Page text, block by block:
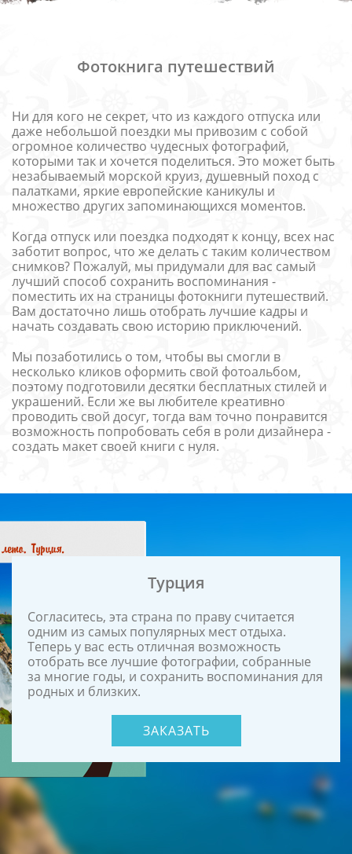
Фотокнига путешествий
Ни для кого не секрет, что из каждого отпуска или
даже небольшой поездки мы привозим с собой
огромное количество чудесных фотографий,
которыми так и хочется поделиться. Это может быть
незабываемый морской круиз, душевный поход с
палатками, яркие европейские каникулы и
множество других запоминающихся моментов.
Когда отпуск или поездка подходят к концу, всех нас
заботит вопрос, что же делать с таким количеством
снимков? Пожалуй, мы придумали для вас самый
лучший способ сохранить воспоминания -
поместить их на страницы фотокниги путешествий.
Вам достаточно лишь отобрать лучшие кадры и
начать создавать свою историю приключений.
Мы позаботились о том, чтобы вы смогли в
несколько кликов оформить свой фотоальбом,
поэтому подготовили десятки бесплатных стилей и
украшений. Если же вы любителе креативно
проводить свой досуг, тогда вам точно понравится
возможность попробовать себя в роли дизайнера -
создать макет своей книги с нуля.
Турция
Согласитесь, эта страна по праву считается
одним из самых популярных мест отдыха.
Теперь у вас есть отличная возможность
отобрать все лучшие фотографии, собранные
за многие годы, и сохранить воспоминания для
родных и близких.
ЗАКАЗАТЬ